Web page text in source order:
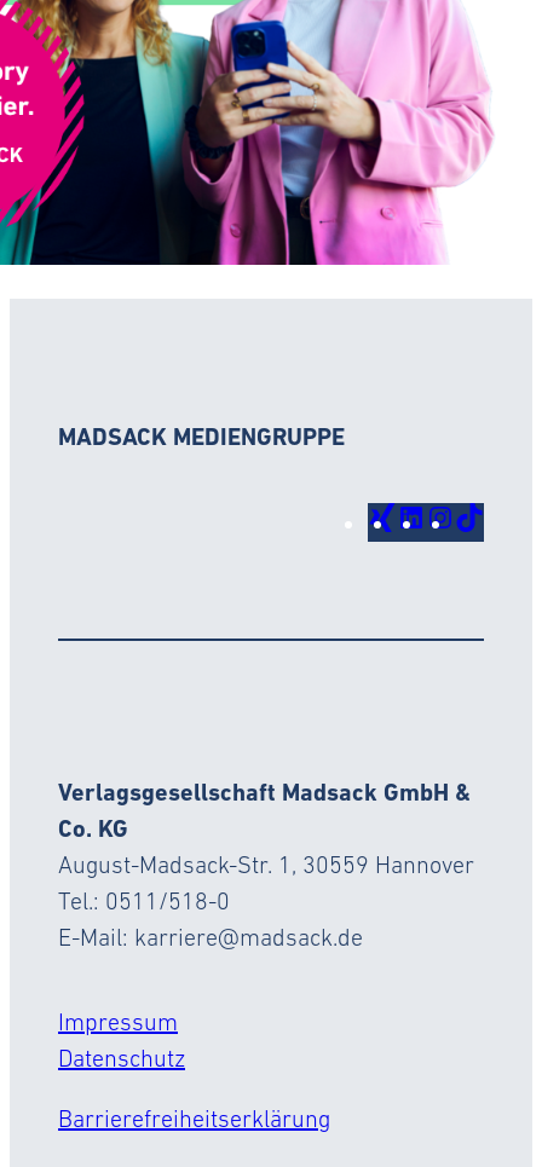
MADSACK MEDIENGRUPPE
Xing LinkedIn
Verlagsgesellschaft Madsack GmbH &
Co. KG
August-Madsack-Str. 1, 30559 Hannover
Tel.: 0511/518-0
E-Mail: karriere@madsack.de
Impressum
Datenschutz
Barrierefreiheitserklärung